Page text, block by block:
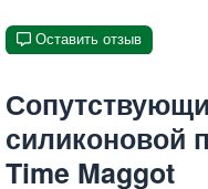
Оставить отзыв
силиконовой
Time Maggot